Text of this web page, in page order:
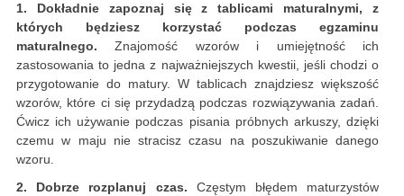
1. Dokładnie zapoznaj się z tablicami maturalnymi, z
których będziesz korzystać podczas egzaminu
maturalnego. Znajomość wzorów i umiejętność ich
zastosowania to jedna z najważniejszych kwestii, jeśli chodzi o
przygotowanie do matury. W tablicach znajdziesz większość
wzorów, które ci się przydadzą podczas rozwiązywania zadań.
Ćwicz ich używanie podczas pisania próbnych arkuszy, dzięki
czemu w maju nie stracisz czasu na poszukiwanie danego
wzoru.
2. Dobrze rozplanuj czas. Częstym błędem maturzystów